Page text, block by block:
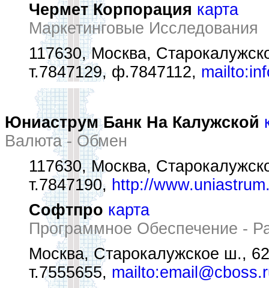
Чермет Корпорация карта
Маркетинговые Исследования
117630, Москва,
т.7847129, ф.7847112,
Юниаструм Банк На Калужской
Валюта - Обмен
117630, Москва,
т.7847190, http://
Софтпро карта
Программное Обеспечение -
Москва, Старокалужское ш.,
т.7555655,